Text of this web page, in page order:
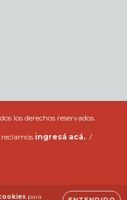
para
los derechos reservados.
reclamos ingresá acá. /